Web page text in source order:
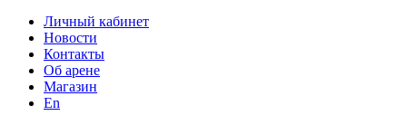
Личный кабинет
Новости
Контакты
Об арене
Магазин
En